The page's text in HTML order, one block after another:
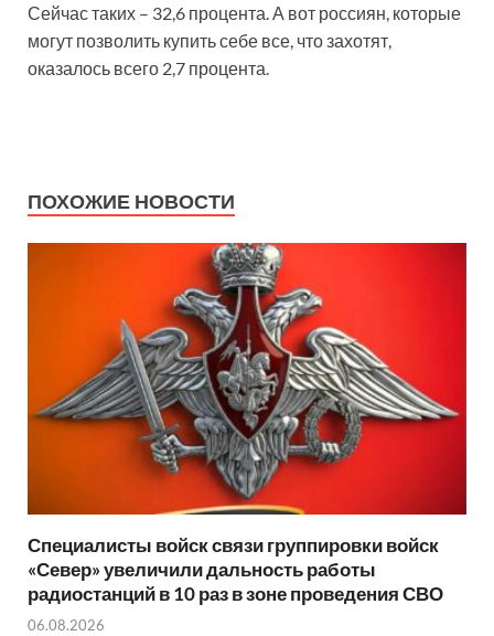
Сейчас таких – 32,6 процента. А вот россиян, которые
могут позволить купить себе все, что захотят,
оказалось всего 2,7 процента.
ПОХОЖИЕ НОВОСТИ
Специалисты войск связи группировки войск
«Север» увеличили дальность работы
радиостанций в 10 раз в зоне проведения СВО
06.08.2026